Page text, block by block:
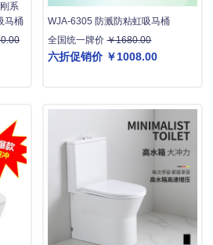
系
马桶
WJA-6305 防溅防粘虹吸马桶
全国统一牌价￥1680.00
六折促销价 ￥1008.00